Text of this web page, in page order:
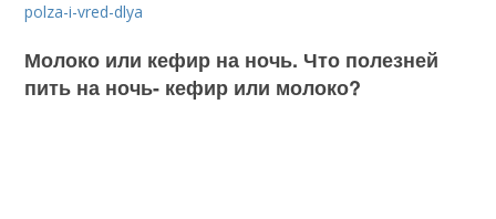
polza-i-vred-dlya
Молоко или кефир на ночь. Что полезней
пить на ночь- кефир или молоко?